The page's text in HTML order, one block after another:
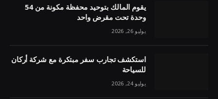
يقوم المالك بتوحيد محفظة مكونة من 54
وحدة تحت مقرض واحد
يوليو 26, 2026
استكشف تجارب سفر مبتكرة مع شركة أركان
للسياحة
يوليو 24, 2026